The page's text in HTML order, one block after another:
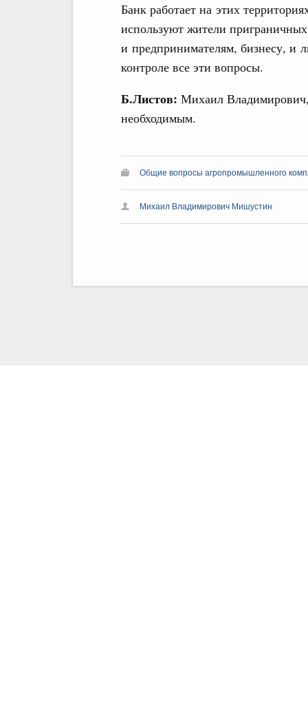
Банк работает на этих
используют жители
и предпринимателям, бизнесу, и
контроле все эти вопросы.
Б.Листов: Михаил
необходимым.
Общие вопросы агропромышленного
Михаил Владимирович Мишустин